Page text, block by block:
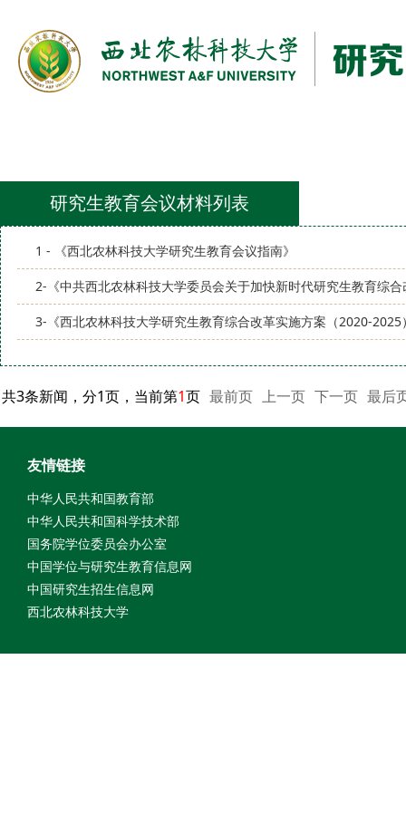
研究生教育会议材料列表
1 - 《西北农林科技大学研究生教育会议指南》
2-《中共西北农林科技大学委员会关于加快新时代研究生教育综
3-《西北农林科技大学研究生教育综合改革实施方案（2020-
共3条新闻，分1页，当前第1页 最前页 上一页 下一页 最后
友情链接
中华人民共和国教育部
中华人民共和国科学技术部
国务院学位委员会办公室
中国学位与研究生教育信息网
中国研究生招生信息网
西北农林科技大学